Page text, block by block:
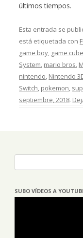
últimos tiempos.
Esta entrada se
está etiquetada con
game boy, game cube
System, mario bros,
nintendo, Nintendo
Switch, pokemon,
septiembre, 2018.
SUBO VÍDEOS A